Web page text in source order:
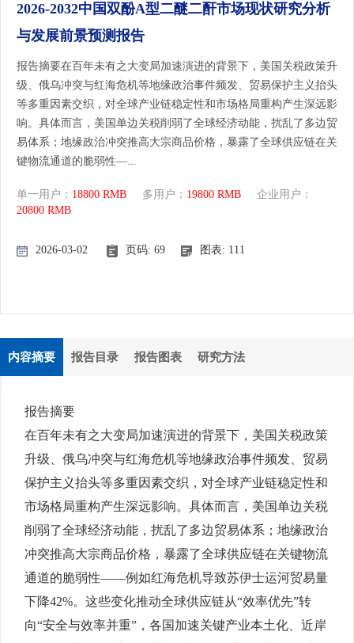
2026-2032中国双酚A型二醚二酐市场现状研究分析
与发展前景预测报告
报告摘要在百年未有之大变局加速演进的背景下，美国关税政策升
级、俄乌冲突与红海危机等地缘政治事件频发、贸易保护主义抬头
等多重因素交织，对全球产业链稳定性和市场格局重构产生深远影
响。具体而言，美国单边关税削弱了全球经济动能，扰乱了多边贸
易体系；地缘政治冲突推高大宗商品价格，暴露了全球供应链在关
键物流通道的脆弱性—...
单一用户： 18800 RMB 多用户： 19800 RMB 企业用户：
20800 RMB
2026-03-02 页码: 69 图表: 111
内容摘要 报告目录 报告图表 研究方法
报告摘要
在百年未有之大变局加速演进的背景下，美国关税政策
升级、俄乌冲突与红海危机等地缘政治事件频发、贸易
保护主义抬头等多重因素交织，对全球产业链稳定性和
市场格局重构产生深远影响。具体而言，美国单边关税
削弱了全球经济动能，扰乱了多边贸易体系；地缘政治
冲突推高大宗商品价格，暴露了全球供应链在关键物流
通道的脆弱性——例如红海危机导致苏伊士运河贸易量
下降42%。这些变化推动全球供应链从“效率优先”转
向“安全与效率并重”，各国加速关键产业本土化、近岸